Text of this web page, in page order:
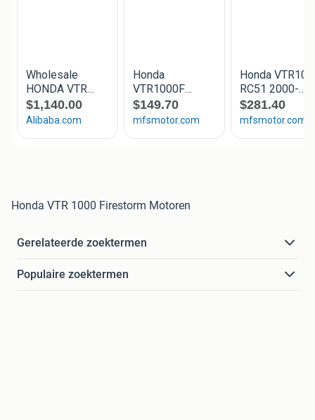
Honda VTR 1000 Firestorm Motoren
Gerelateerde zoektermen
Populaire zoektermen